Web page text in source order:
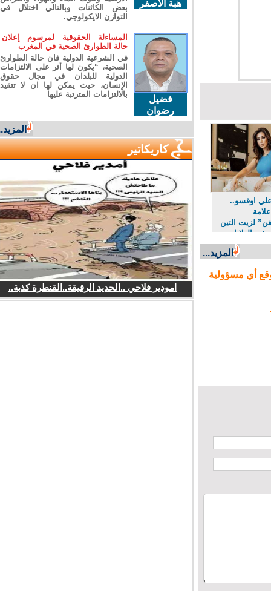
اوقسو..
لزيت التين
الولايات
المزيد...
أي مسؤولية
هبة الأصفر
بعض الكائنات وبالتالي اختلال في
التوازن الايكولوجي.
فضيل
رضوان
المساءلة الحقوقية لمرسوم إعلان
حالة الطوارئ الصحية في المغرب
في الشرعية الدولية فان حالة الطوارئ
الصحية، “يكون لها أثر على الالتزامات
الدولية للبلدان في مجال حقوق
الإنسان، حيث يمكن لها ان لا تتقيد
بالالتزامات المترتبة عليها
المزيد...
كاريكاتير
امودير فلاحي ..الحديد الرقيقة..القنطرة كذبة..